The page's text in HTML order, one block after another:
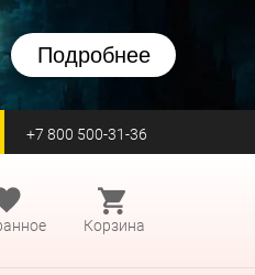
Подробнее
+7 800 500-31-36
Корзина